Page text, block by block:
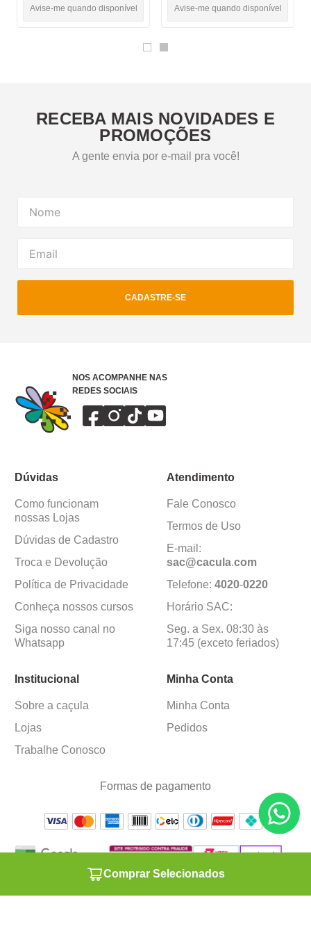
Comprar Selecionados
Avise-me quando disponível Avise-me quando disponível
RECEBA MAIS NOVIDADES E
PROMOÇÕES
A gente envia por e-mail pra você!
CADASTRE-SE
NOS ACOMPANHE NAS
REDES SOCIAIS
Dúvidas
Como funcionam
nossas Lojas
Dúvidas de Cadastro
Troca e Devolução
Política de Privacidade
Conheça nossos cursos
Siga nosso canal no
Whatsapp
Atendimento
Fale Conosco
Termos de Uso
E-mail:
sac@cacula.com
Telefone: 4020-0220
Horário SAC:
Seg. a Sex. 08:30 às
17:45 (exceto feriados)
Institucional
Sobre a caçula
Lojas
Trabalhe Conosco
Minha Conta
Minha Conta
Pedidos
Formas de pagamento